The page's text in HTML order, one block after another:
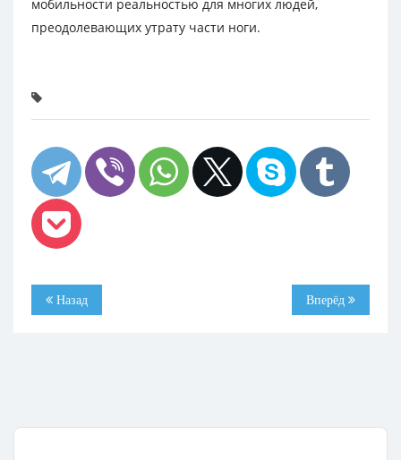
мобильности реальностью для многих людей,
преодолевающих утрату части ноги.
Назад Вперёд